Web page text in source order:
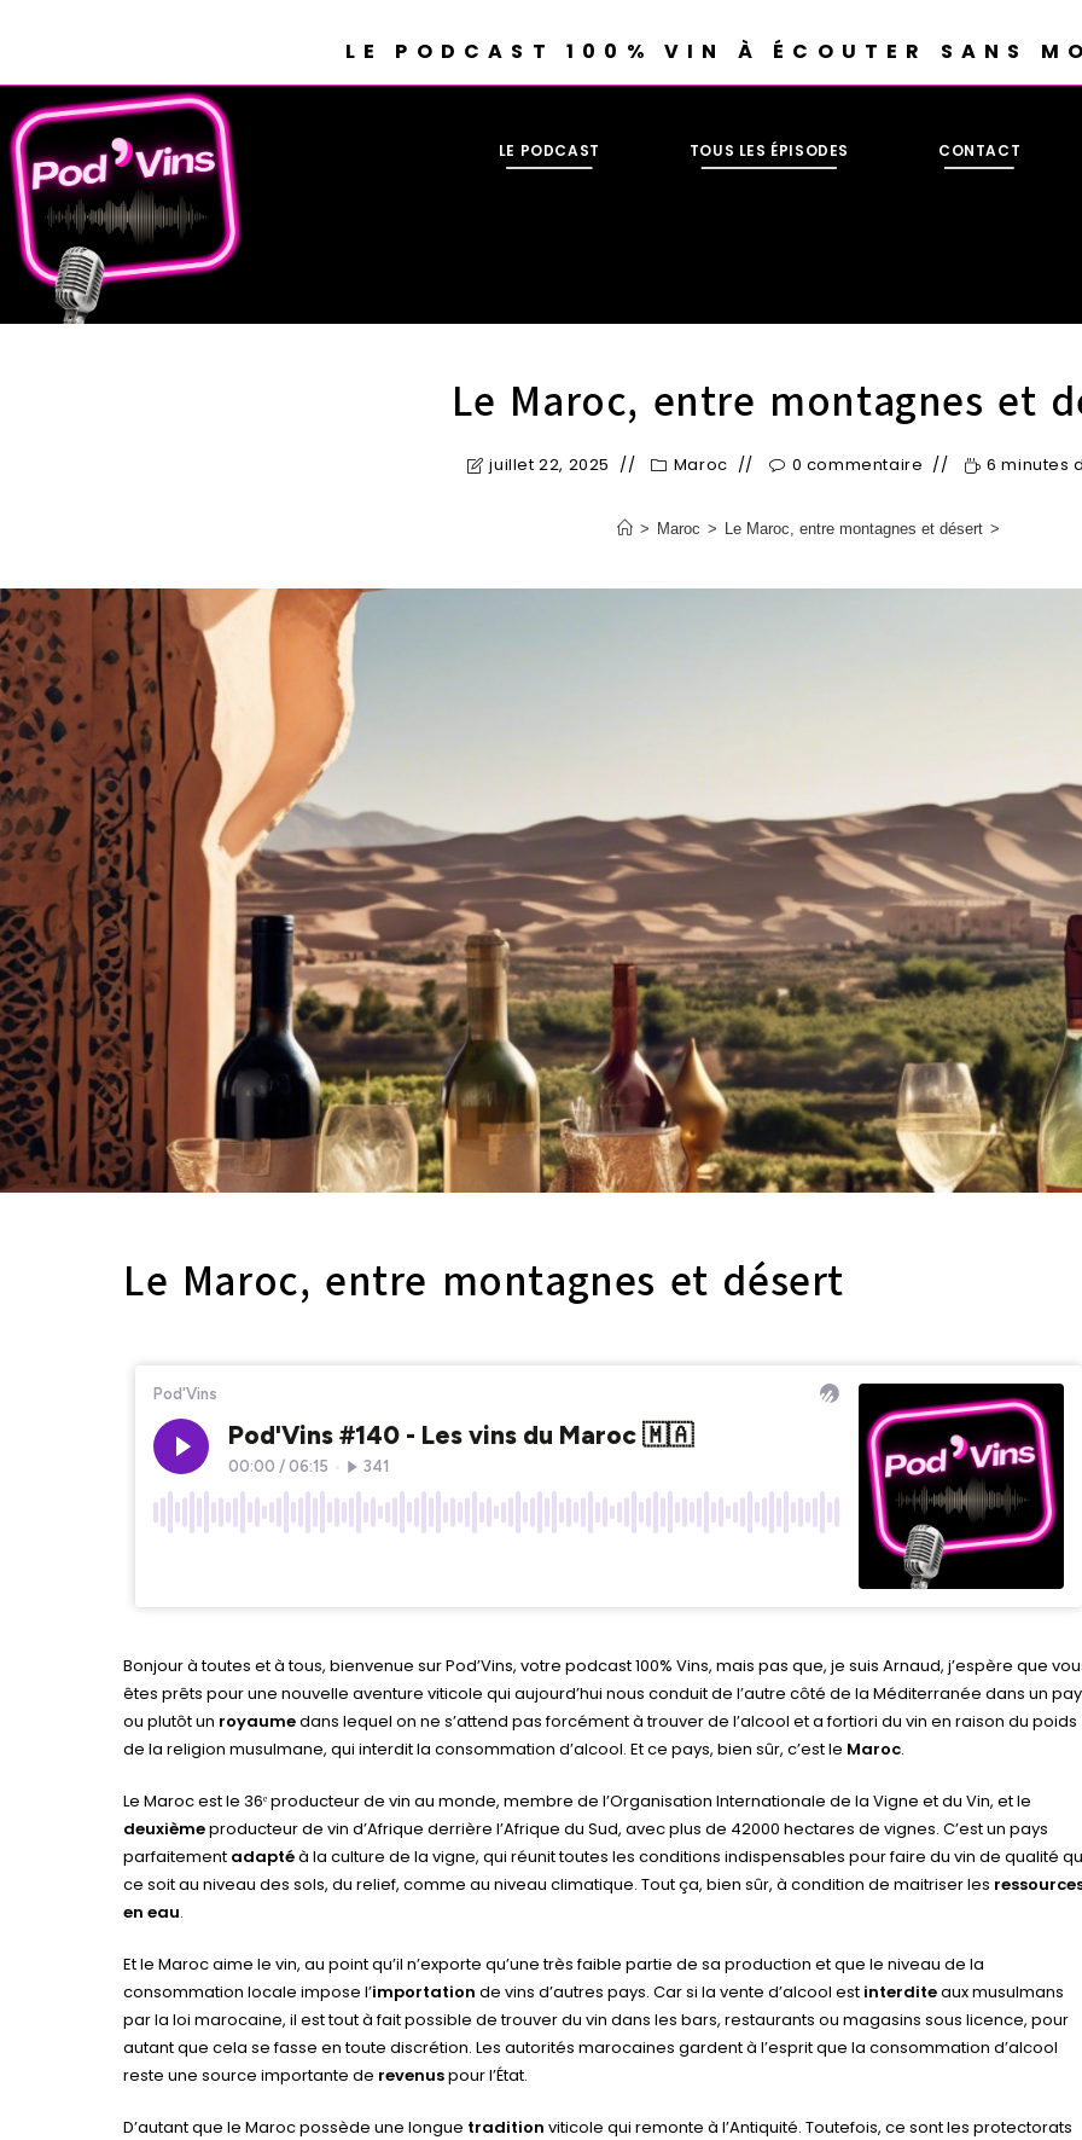
LE PODCAST 100% VIN À ÉCOUTER SANS
LE PODCAST TOUS LES ÉPISODES CONTACT
Le Maroc, entre montagnes et
juillet 22, 2025 Maroc 0 commentaire 6 minutes
> Maroc > Le Maroc, entre montagnes et désert >
Le Maroc, entre montagnes et désert
Bonjour à toutes et à tous, bienvenue sur Pod’Vins, votre podcast 100% Vins, mais pas que, je suis Arnaud, j’espère que
êtes prêts pour une nouvelle aventure viticole qui aujourd’hui nous conduit de l’autre côté de la Méditerranée dans un
ou plutôt un royaumedans lequel on ne s’attend pas forcément à trouver de l’alcool et a fortiori du vin en raison du poids
de la religion musulmane, qui interdit la consommation d’alcool. Et ce pays, bien sûr, c’est le Maroc.
Le Maroc est le 36ᵉ producteur de vin au monde, membre de l’Organisation Internationale de la Vigne et du Vin, et le
deuxièmeproducteur de vin d’Afrique derrière l’Afrique du Sud, avec plus de 42000 hectares de vignes. C’est un pays
parfaitement adaptéà la culture de la vigne, qui réunit toutes les conditions indispensables pour faire du vin de qualité
ce soit au niveau des sols, du relief, comme au niveau climatique. Tout ça, bien sûr, à condition de maitriser les
en eau.
Et le Maroc aime le vin, au point qu’il n’exporte qu’une très faible partie de sa production et que le niveau de la
consommation locale impose l’importation de vins d’autres pays. Car si la vente d’alcool est interditeaux musulmans
par la loi marocaine, il est tout à fait possible de trouver du vin dans les bars, restaurants ou magasins sous licence, pour
autant que cela se fasse en toute discrétion. Les autorités marocaines gardent à l’esprit que la consommation d’alcool
reste une source importante de revenuspour l’État.
D’autant que le Maroc possède une longue tradition viticole qui remonte à l’Antiquité. Toutefois, ce sont les protectorats